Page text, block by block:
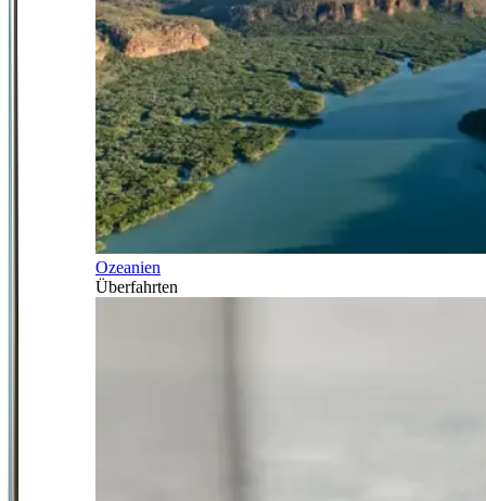
Ozeanien
Überfahrten